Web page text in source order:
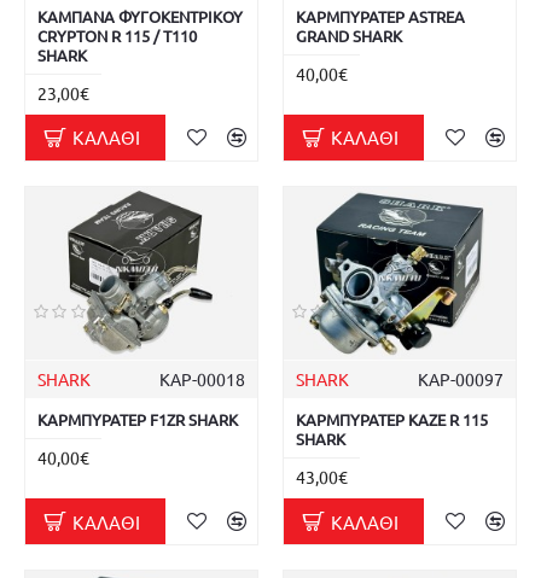
ΚΑΜΠΑΝΑ ΦΥΓΟΚΕΝΤΡΙΚΟΥ
CRYPTON R 115 / T110
SHARK
23,00€
ΚΑΛΆΘΙ
ΚΑΡΜΠΥΡΑΤΕΡ ASTREA
GRAND SHARK
40,00€
ΚΑΛΆΘΙ
SHARK ΚΑΡ-00018
ΚΑΡΜΠΥΡΑΤΕΡ F1ZR SHARK
40,00€
ΚΑΛΆΘΙ
SHARK ΚΑΡ-00097
ΚΑΡΜΠΥΡΑΤΕΡ KAZE R 115
SHARK
43,00€
ΚΑΛΆΘΙ